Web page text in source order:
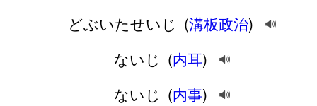
どぶいたせいじ (溝板政治) 🔊
ないじ (内耳) 🔊
ないじ (内事) 🔊